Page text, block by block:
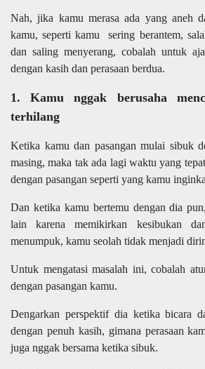
Nah, jika kamu merasa ada yang aneh
kamu, seperti kamu sering berantem,
dan saling menyerang, cobalah untuk
dengan kasih dan perasaan berdua.
1. Kamu nggak berusaha
terhilang
Ketika kamu dan pasangan mulai sibuk
masing, maka tak ada lagi waktu yang
dengan pasangan seperti yang kamu
Dan ketika kamu bertemu dengan dia
lain karena memikirkan kesibukan
menumpuk, kamu seolah tidak menjadi
Untuk mengatasi masalah ini, cobalah
dengan pasangan kamu.
Dengarkan perspektif dia ketika bicara
dengan penuh kasih, gimana perasaan
juga nggak bersama ketika sibuk.